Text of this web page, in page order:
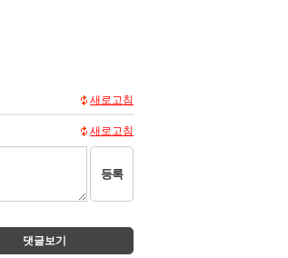
새로고침
새로고침
등록
댓글보기